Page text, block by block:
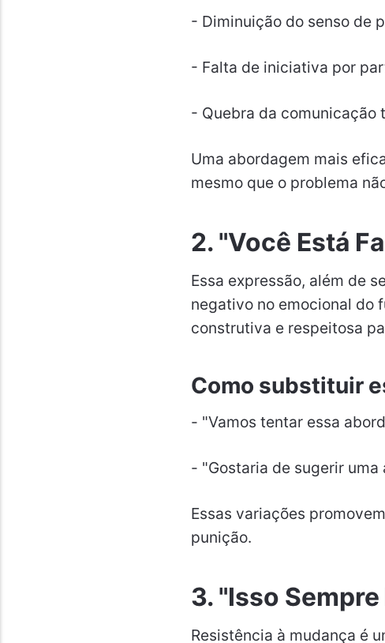
- Diminuição do senso de
- Falta de iniciativa por
- Quebra da comunicação
Uma abordagem mais
mesmo que o problema
2. "Você Está
Essa expressão, além de
negativo no emocional do
construtiva e respeitosa
Como substituir
- "Vamos tentar essa
- "Gostaria de sugerir
Essas variações
punição.
3. "Isso
Resistência à mudança é